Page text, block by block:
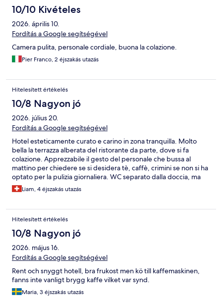
10/10 Kivételes
2026. április 10.
Fordítás a Google segítségével
Camera pulita, personale cordiale, buona la colazione.
Pier Franco, 2 éjszakás utazás
Hitelesített értékelés
10/8 Nagyon jó
2026. július 20.
Fordítás a Google segítségével
Hotel esteticamente curato e carino in zona tranquilla. Molto
bella la terrazza alberata del ristorante da parte, dove si fa
colazione. Apprezzabile il gesto del personale che bussa al
mattino per chiedere se si desidera tè, caffè, crimini se non si ha
optato per la pulizia giornaliera. WC separato dalla doccia, ma
senza lavandino. Sarebbero utili delle pantofole. Pulizia
migliorabile (senza aspirapolvere sulla moquette, macchie su
non è stata data alcuna informazione all'arrivo.
Liam, 4 éjszakás utazás
Hitelesített értékelés
10/8 Nagyon jó
2026. május 16.
Fordítás a Google segítségével
Rent och snyggt hotell, bra frukost men kö till kaffemaskinen,
fanns inte vanligt brygg kaffe vilket var synd.
Maria, 3 éjszakás utazás